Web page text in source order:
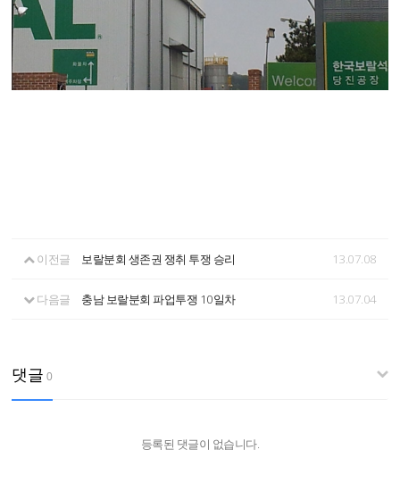
이전글 보랄분회 생존권 쟁취 투쟁 승리 13.07.08
다음글 충남 보랄분회 파업투쟁 10일차 13.07.04
댓글 0
등록된 댓글이 없습니다.